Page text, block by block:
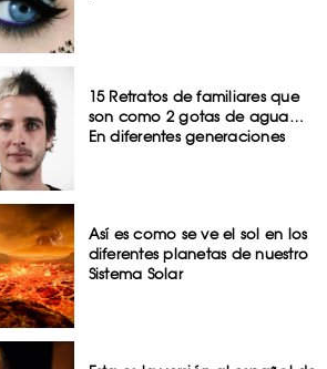
15 Retratos de familiares que
son como 2 gotas de agua…
En diferentes generaciones
Así es como se ve el sol en los
diferentes planetas de nuestro
Sistema Solar